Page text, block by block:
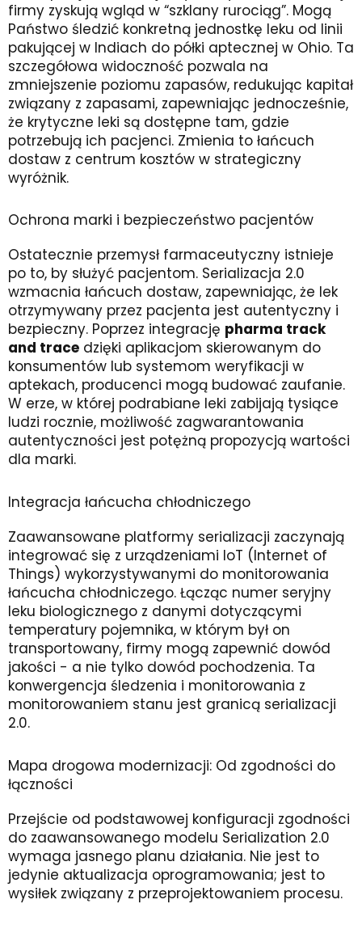
firmy zyskują wgląd w “szklany rurociąg”. Mogą
Państwo śledzić konkretną jednostkę leku od linii
pakującej w Indiach do półki aptecznej w Ohio. Ta
szczegółowa widoczność pozwala na
zmniejszenie poziomu zapasów, redukując kapitał
związany z zapasami, zapewniając jednocześnie,
że krytyczne leki są dostępne tam, gdzie
potrzebują ich pacjenci. Zmienia to łańcuch
dostaw z centrum kosztów w strategiczny
wyróżnik.
Ochrona marki i bezpieczeństwo pacjentów
Ostatecznie przemysł farmaceutyczny istnieje
po to, by służyć pacjentom. Serializacja 2.0
wzmacnia łańcuch dostaw, zapewniając, że lek
otrzymywany przez pacjenta jest autentyczny i
bezpieczny. Poprzez integrację pharma track
and trace dzięki aplikacjom skierowanym do
konsumentów lub systemom weryfikacji w
aptekach, producenci mogą budować zaufanie.
W erze, w której podrabiane leki zabijają tysiące
ludzi rocznie, możliwość zagwarantowania
autentyczności jest potężną propozycją wartości
dla marki.
Integracja łańcucha chłodniczego
Zaawansowane platformy serializacji zaczynają
integrować się z urządzeniami IoT (Internet of
Things) wykorzystywanymi do monitorowania
łańcucha chłodniczego. Łącząc numer seryjny
leku biologicznego z danymi dotyczącymi
temperatury pojemnika, w którym był on
transportowany, firmy mogą zapewnić dowód
jakości - a nie tylko dowód pochodzenia. Ta
konwergencja śledzenia i monitorowania z
monitorowaniem stanu jest granicą serializacji
2.0.
Mapa drogowa modernizacji: Od zgodności do
łączności
Przejście od podstawowej konfiguracji zgodności
do zaawansowanego modelu Serialization 2.0
wymaga jasnego planu działania. Nie jest to
jedynie aktualizacja oprogramowania; jest to
wysiłek związany z przeprojektowaniem procesu.